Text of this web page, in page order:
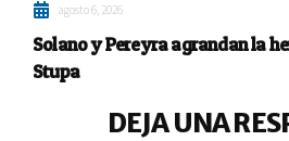
agosto 6, 2026
Solano y Pereyra agrandan la
Stupa
DEJA UNA